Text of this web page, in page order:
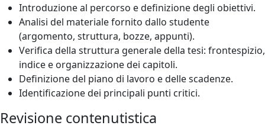
Introduzione al percorso e definizione degli obiettivi.
Analisi del materiale fornito dallo studente
(argomento, struttura, bozze, appunti).
Verifica della struttura generale della tesi: frontespizio,
indice e organizzazione dei capitoli.
Definizione del piano di lavoro e delle scadenze.
Identificazione dei principali punti critici.
Revisione contenutistica